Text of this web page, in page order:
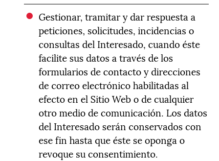
Gestionar, tramitar y dar respuesta a
peticiones, solicitudes, incidencias o
consultas del Interesado, cuando éste
facilite sus datos a través de los
formularios de contacto y direcciones
de correo electrónico habilitadas al
efecto en el Sitio Web o de cualquier
otro medio de comunicación. Los datos
del Interesado serán conservados con
ese fin hasta que éste se oponga o
revoque su consentimiento.